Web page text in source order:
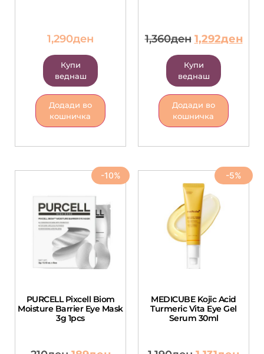
1,290ден
Купи
веднаш
Додади во
кошничка
1,360ден 1,292ден
Купи
веднаш
Додади во
кошничка
-10%
PURCELL Pixcell Biom
Moisture Barrier Eye Mask
3g 1pcs
-5%
MEDICUBE Kojic Acid
Turmeric Vita Eye Gel
Serum 30ml